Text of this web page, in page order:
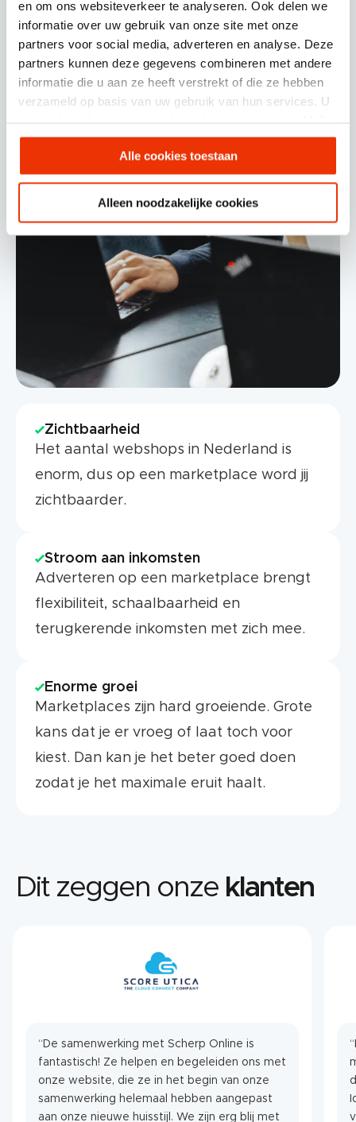
en om ons websiteverkeer te analyseren. Ook delen we
informatie over uw gebruik van onze site met onze
partners voor social media, adverteren en analyse. Deze
partners kunnen deze gegevens combineren met andere
informatie die u aan ze heeft verstrekt of die ze hebben
verzameld op basis van uw gebruik van hun services. U
gebruiken.
Alle cookies toestaan
Alleen noodzakelijke cookies
Zichtbaarheid
Het aantal webshops in Nederland is
enorm, dus op een marketplace word jij
zichtbaarder.
Stroom aan inkomsten
Adverteren op een marketplace brengt
flexibiliteit, schaalbaarheid en
terugkerende inkomsten met zich mee.
Enorme groei
Marketplaces zijn hard groeiende. Grote
kans dat je er vroeg of laat toch voor
kiest. Dan kan je het beter goed doen
zodat je het maximale eruit haalt.
Dit zeggen onze klanten
“De samenwerking met Scherp Online is
fantastisch! Ze helpen en begeleiden ons met
onze website, die ze in het begin van onze
samenwerking helemaal hebben aangepast
aan onze nieuwe huisstijl. We zijn erg blij met